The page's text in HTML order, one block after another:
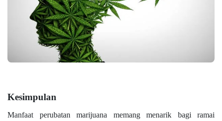
Kesimpulan
Manfaat perubatan marijuana memang menarik bagi ramai